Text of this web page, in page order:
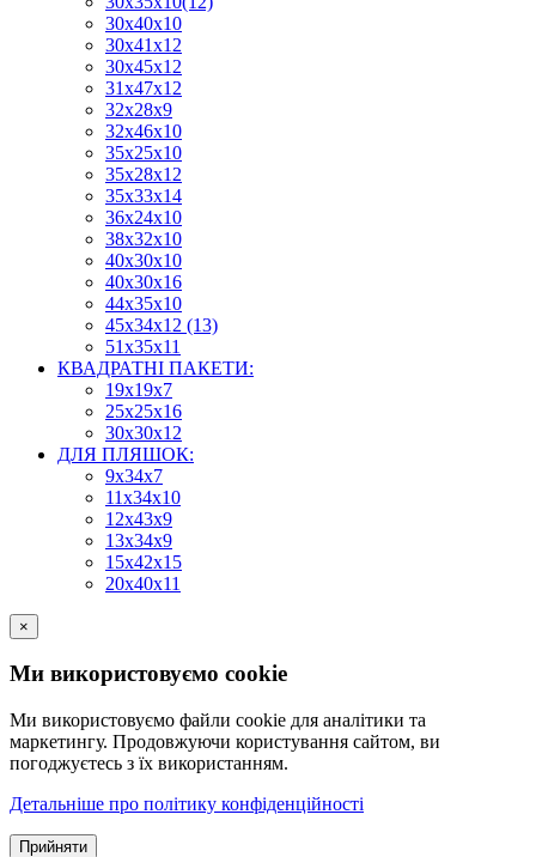
30х40х10
30х41х12
30х45х12
31х47х12
32х28х9
32х46х10
35х25х10
35х28х12
35х33х14
36х24х10
38х32х10
40х30х10
40х30х16
44х35х10
45х34х12 (13)
51х35х11
КВАДРАТНІ ПАКЕТИ:
19х19х7
25х25х16
30х30х12
ДЛЯ ПЛЯШОК:
9х34х7
11х34х10
12х43х9
13х34х9
15х42х15
20х40х11
×
Ми використовуємо cookie
Ми використовуємо файли cookie для аналітики та
маркетингу. Продовжуючи користування сайтом, ви
погоджуєтесь з їх використанням.
Детальніше про політику конфіденційності
Прийняти